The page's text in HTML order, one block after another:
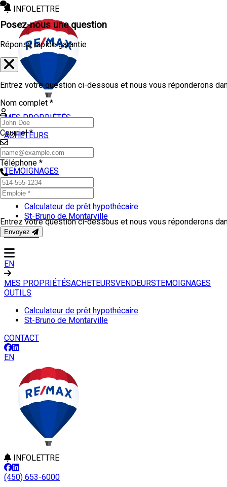
INFOLETTRE
MES PROPRIÉTÉS
ACHETEURS
VENDEURS
TEMOIGNAGES
OUTILS
Calculateur de prêt hypothécaire
St-Bruno de Montarville
CONTACT
EN
MES PROPRIÉTÉSACHETEURSVENDEURSTEMOIGNAGES
OUTILS
Calculateur de prêt hypothécaire
St-Bruno de Montarville
CONTACT
EN
INFOLETTRE
(450) 653-6000
Posez-nous une question
Réponse rapide garantie
Entrez votre question ci-dessous et nous vous réponderons
Nom complet *
Courriel *
Téléphone *
Entrez votre question ci-dessous et nous vous réponderons
Envoyez